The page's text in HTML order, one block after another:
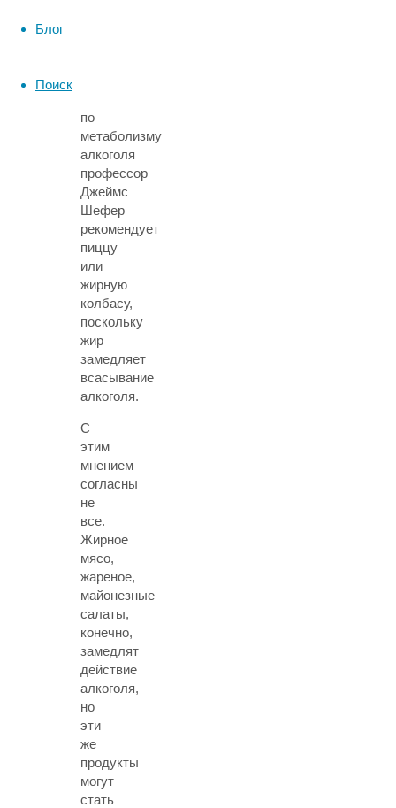
Блог
Поиск
по
метаболизму
алкоголя
профессор
Джеймс
Шефер
рекомендует
пиццу
или
жирную
колбасу,
поскольку
жир
замедляет
всасывание
алкоголя.
С
этим
мнением
согласны
не
все.
Жирное
мясо,
жареное,
майонезные
салаты,
конечно,
замедлят
действие
алкоголя,
но
эти
же
продукты
могут
стать